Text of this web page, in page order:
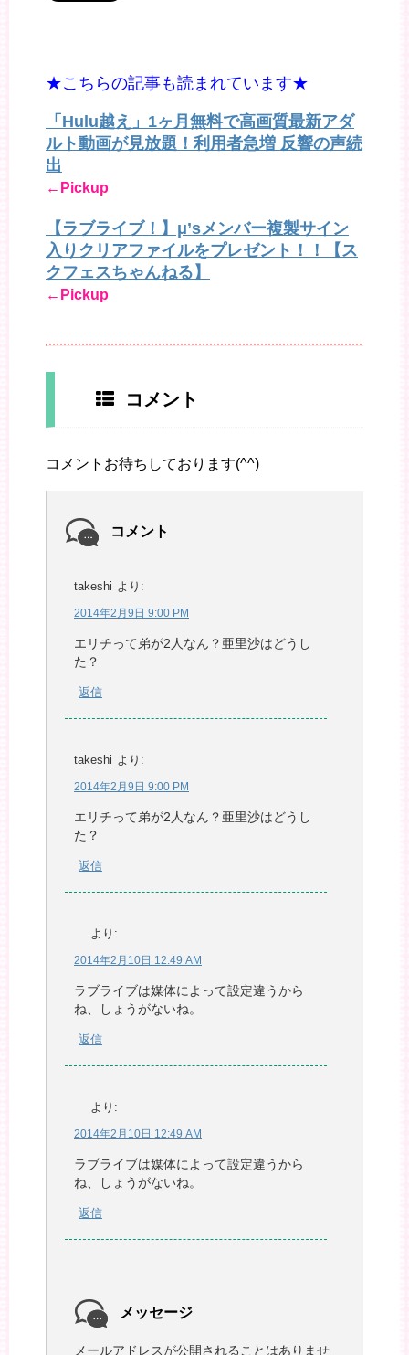
★こちらの記事も読まれています★
「Hulu越え」1ヶ月無料で高画質最新アダ
ルト動画が見放題！利用者急増 反響の声続
出
←Pickup
【ラブライブ！】μ’sメンバー複製サイン
入りクリアファイルをプレゼント！！【ス
クフェスちゃんねる】
←Pickup
コメント
コメントお待ちしております(^^)
コメント
takeshi より:
2014年2月9日 9:00 PM
エリチって弟が2人なん？亜里沙はどうし
た？
返信
takeshi より:
2014年2月9日 9:00 PM
エリチって弟が2人なん？亜里沙はどうし
た？
返信
より:
2014年2月10日 12:49 AM
ラブライブは媒体によって設定違うから
ね、しょうがないね。
返信
より:
2014年2月10日 12:49 AM
ラブライブは媒体によって設定違うから
ね、しょうがないね。
返信
メッセージ
メールアドレスが公開されることはありませ